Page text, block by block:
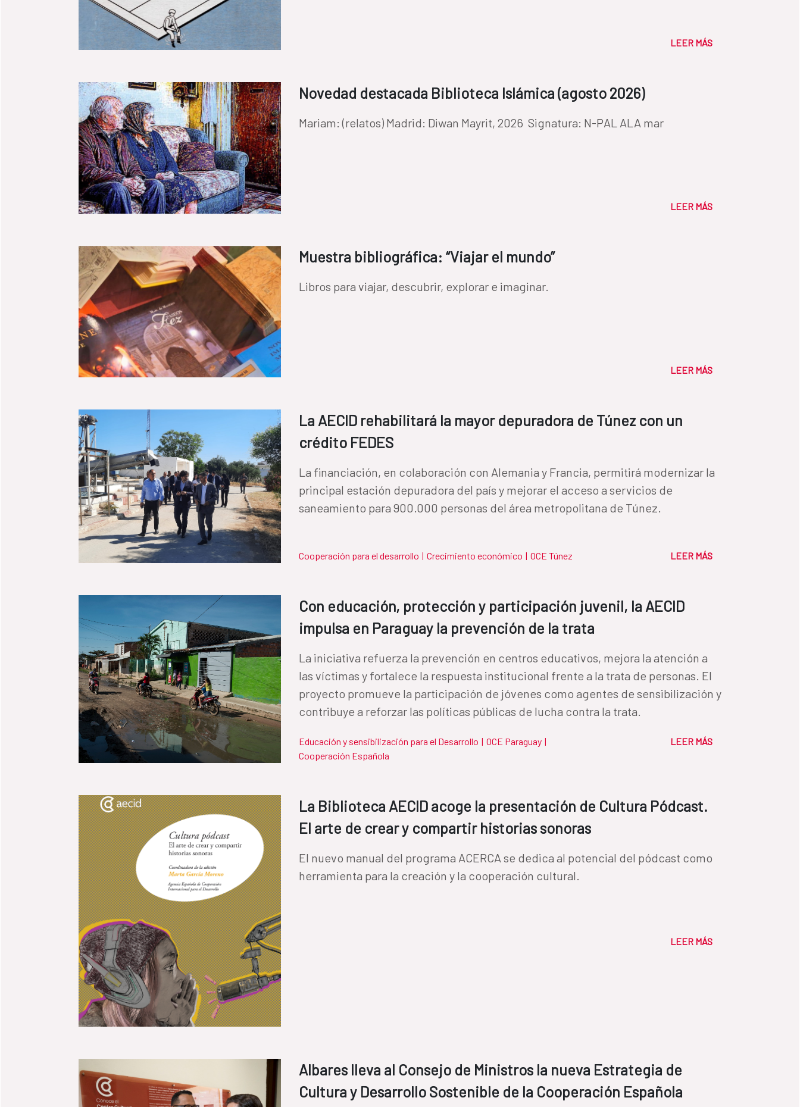
LEER MÁS
Novedad destacada Biblioteca Islámica (agosto 2026)
Mariam: (relatos) Madrid: Diwan Mayrit, 2026 Signatura: N-PAL ALA mar
LEER MÁS
Muestra bibliográfica: “Viajar el mundo”
Libros para viajar, descubrir, explorar e imaginar.
LEER MÁS
La AECID rehabilitará la mayor depuradora de Túnez con un
crédito FEDES
La financiación, en colaboración con Alemania y Francia, permitirá modernizar la
principal estación depuradora del país y mejorar el acceso a servicios de
saneamiento para 900.000 personas del área metropolitana de Túnez.
Cooperación para el desarrollo | Crecimiento económico | OCE Túnez LEER MÁS
Con educación, protección y participación juvenil, la AECID
impulsa en Paraguay la prevención de la trata
La iniciativa refuerza la prevención en centros educativos, mejora la atención a
las víctimas y fortalece la respuesta institucional frente a la trata de personas. El
proyecto promueve la participación de jóvenes como agentes de sensibilización y
contribuye a reforzar las políticas públicas de lucha contra la trata.
Educación y sensibilización para el Desarrollo | OCE Paraguay |
Cooperación Española
LEER MÁS
La Biblioteca AECID acoge la presentación de Cultura Pódcast.
El arte de crear y compartir historias sonoras
El nuevo manual del programa ACERCA se dedica al potencial del pódcast como
herramienta para la creación y la cooperación cultural.
LEER MÁS
Albares lleva al Consejo de Ministros la nueva Estrategia de
Cultura y Desarrollo Sostenible de la Cooperación Española